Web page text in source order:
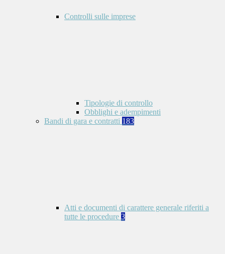
Controlli sulle imprese
Tipologie di controllo
Obblighi e adempimenti
Bandi di gara e contratti 183
Atti e documenti di carattere generale riferiti a
tutte le procedure 3